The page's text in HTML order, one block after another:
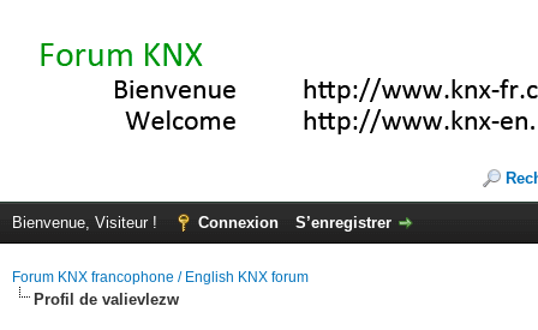
Bienvenue, Visiteur ! Connexion S’enregistrer
Forum KNX francophone / English KNX forum
Profil de valievlezw